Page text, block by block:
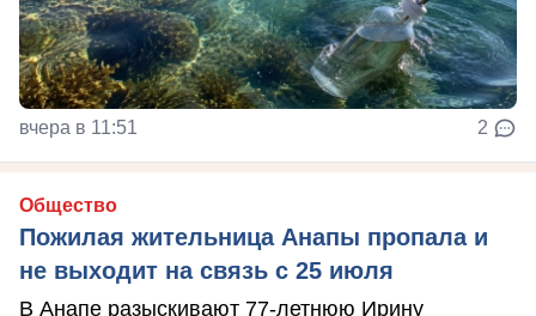
вчера в 11:51 2
Общество
Пожилая жительница Анапы пропала и
не выходит на связь с 25 июля
В Анапе разыскивают 77-летнюю Ирину